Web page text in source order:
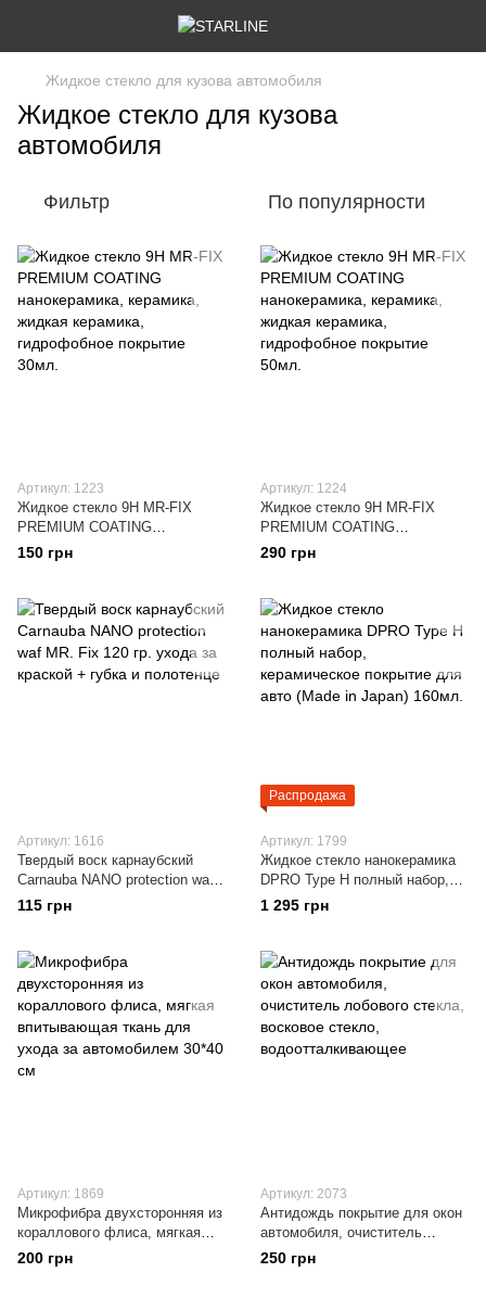
Жидкое стекло для кузова автомобиля
Жидкое стекло для кузова
автомобиля
Фильтр По популярности
Артикул: 1223
Жидкое стекло 9H MR-FIX
PREMIUM COATING
нанокерамика, керамика,
жидкая керамика, гидрофобное
150 грн
Артикул: 1224
Жидкое стекло 9H MR-FIX
PREMIUM COATING
нанокерамика, керамика,
жидкая керамика, гидрофобное
290 грн
Артикул: 1616
Твердый воск карнаубский
Carnauba NANO protection waf
MR. Fix 120 гр. ухода за
краской + губка и полотенце
115 грн
Распродажа
Артикул: 1799
Жидкое стекло нанокерамика
DPRO Type H полный набор,
керамическое покрытие для
авто (Made in Japan) 160мл.
1 295 грн
Артикул: 1869
Микрофибра двухсторонняя из
кораллового флиса, мягкая
впитывающая ткань для ухода
за автомобилем 30*40 см
200 грн
Артикул: 2073
Антидождь покрытие для окон
автомобиля, очиститель
лобового стекла, восковое
стекло, водоотталкивающее
250 грн